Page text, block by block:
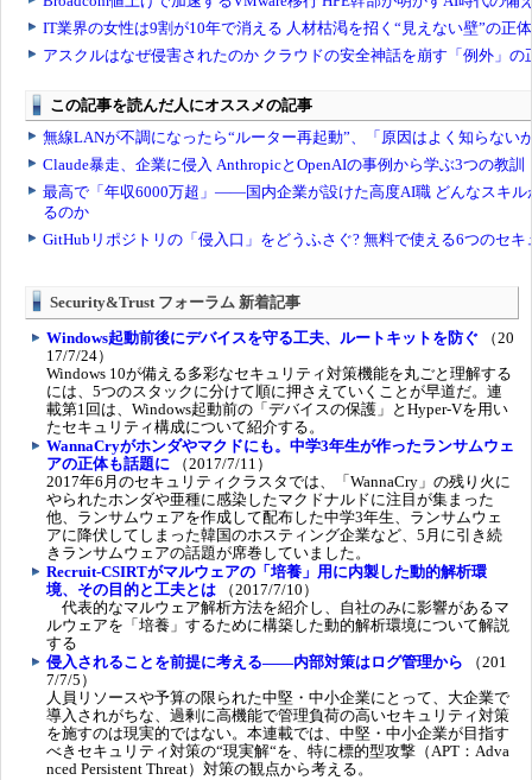
Security&Trust フォーラム 新着記事
Windows起動前後にデバイスを守る工夫、ルートキットを防ぐ （20
17/7/24）
Windows 10が備える多彩なセキュリティ対策機能を丸ごと理解する
には、5つのスタックに分けて順に押さえていくことが早道だ。連
載第1回は、Windows起動前の「デバイスの保護」とHyper-Vを用い
たセキュリティ構成について紹介する。
WannaCryがホンダやマクドにも。中学3年生が作ったランサムウェ
アの正体も話題に （2017/7/11）
2017年6月のセキュリティクラスタでは、「WannaCry」の残り火に
やられたホンダや亜種に感染したマクドナルドに注目が集まった
他、ランサムウェアを作成して配布した中学3年生、ランサムウェ
アに降伏してしまった韓国のホスティング企業など、5月に引き続
きランサムウェアの話題が席巻していました。
Recruit-CSIRTがマルウェアの「培養」用に内製した動的解析環
境、その目的と工夫とは （2017/7/10）
代表的なマルウェア解析方法を紹介し、自社のみに影響があるマ
ルウェアを「培養」するために構築した動的解析環境について解説
する
侵入されることを前提に考える――内部対策はログ管理から （201
7/7/5）
人員リソースや予算の限られた中堅・中小企業にとって、大企業で
導入されがちな、過剰に高機能で管理負荷の高いセキュリティ対策
を施すのは現実的ではない。本連載では、中堅・中小企業が目指す
べきセキュリティ対策の“現実解“を、特に標的型攻撃（APT：Adva
nced Persistent Threat）対策の観点から考える。